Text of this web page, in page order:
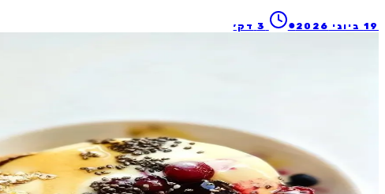
19 ביוני 2026 ●
3 דק׳